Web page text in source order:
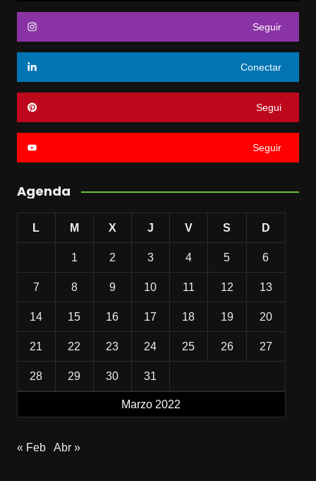
Seguir
Conectar
Segui
Seguir
Agenda
Marzo 2022
L M X J V S D
1 2 3 4 5 6
7 8 9 10 11 12 13
14 15 16 17 18 19 20
21 22 23 24 25 26 27
28 29 30 31
« Feb Abr »